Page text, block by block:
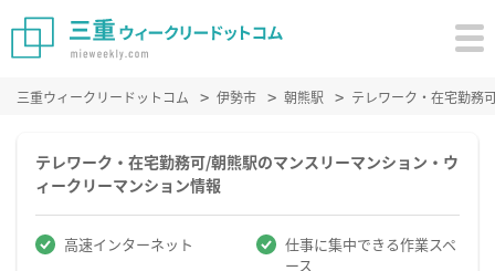
三重ウィークリードットコム 伊勢市 朝熊駅 テレワーク・在宅勤務
テレワーク・在宅勤務可/朝熊駅のマンスリーマンション・ウ
ィークリーマンション情報
高速インターネット
仕事に集中できる作業スペ
ース